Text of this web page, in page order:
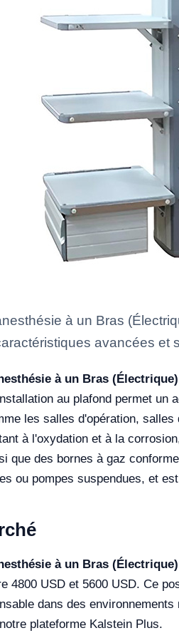
à un Bras
avancées et
à un Bras (Électrique)
au plafond permet un
les salles d'opération,
à l'oxydation et à la
que des bornes à gaz
ou pompes suspendues, et
à un Bras (Électrique)
4800 USD et 5600 USD. Ce
dans des
plateforme Kalstein Plus.